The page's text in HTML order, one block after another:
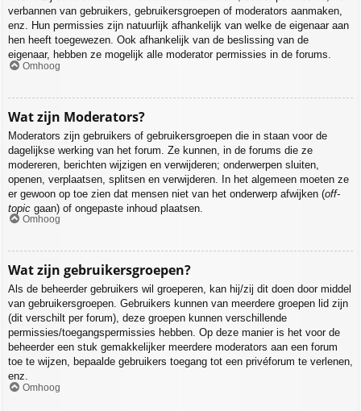
verbannen van gebruikers, gebruikersgroepen of moderators aanmaken,
enz. Hun permissies zijn natuurlijk afhankelijk van welke de eigenaar aan
hen heeft toegewezen. Ook afhankelijk van de beslissing van de
eigenaar, hebben ze mogelijk alle moderator permissies in de forums.
Omhoog
Wat zijn Moderators?
Moderators zijn gebruikers of gebruikersgroepen die in staan voor de
dagelijkse werking van het forum. Ze kunnen, in de forums die ze
modereren, berichten wijzigen en verwijderen; onderwerpen sluiten,
openen, verplaatsen, splitsen en verwijderen. In het algemeen moeten ze
er gewoon op toe zien dat mensen niet van het onderwerp afwijken (off-
topic gaan) of ongepaste inhoud plaatsen.
Omhoog
Wat zijn gebruikersgroepen?
Als de beheerder gebruikers wil groeperen, kan hij/zij dit doen door middel
van gebruikersgroepen. Gebruikers kunnen van meerdere groepen lid zijn
(dit verschilt per forum), deze groepen kunnen verschillende
permissies/toegangspermissies hebben. Op deze manier is het voor de
beheerder een stuk gemakkelijker meerdere moderators aan een forum
toe te wijzen, bepaalde gebruikers toegang tot een privéforum te verlenen,
enz.
Omhoog